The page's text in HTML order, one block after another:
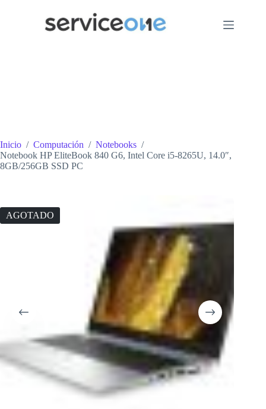
Inicio / Computación / Notebooks /
Notebook HP EliteBook 840 G6, Intel Core i5-8265U, 14.0″,
8GB/256GB SSD PC
AGOTADO